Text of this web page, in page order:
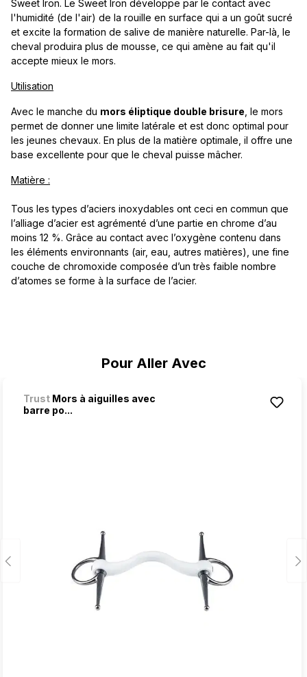
Pour Aller Avec
Trust Mors à aiguilles avec
barre po...
Sweet Iron. Le Sweet Iron développe par le contact avec
l'humidité (de l'air) de la rouille en surface qui a un goût sucré
et excite la formation de salive de manière naturelle. Par-là, le
cheval produira plus de mousse, ce qui amène au fait qu'il
accepte mieux le mors.
Utilisation
Avec le manche du mors éliptique double brisure , le mors
permet de donner une limite latérale et est donc optimal pour
les jeunes chevaux. En plus de la matière optimale, il offre une
base excellente pour que le cheval puisse mâcher.
Matière :
Tous les types d’aciers inoxydables ont ceci en commun que
l’alliage d’acier est agrémenté d’une partie en chrome d’au
moins 12 %. Grâce au contact avec l’oxygène contenu dans
les éléments environnants (air, eau, autres matières), une fine
couche de chromoxide composée d’un très faible nombre
d’atomes se forme à la surface de l’acier.